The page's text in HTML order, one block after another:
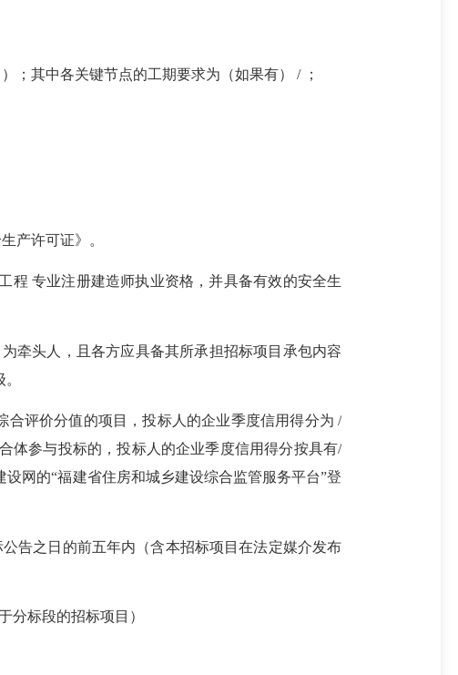
；其中各关键节点的工期要求为（如果有） / ；
产许可证》。
程 专业注册建造师执业资格，并具备有效的安全生
牵头人，且各方应具备其所承担招标项目承包内容
评价分值的项目，投标人的企业季度信用得分为 /
体参与投标的，投标人的企业季度信用得分按具有/
网的“福建省住房和城乡建设综合监管服务平台”登
告之日的前五年内（含本招标项目在法定媒介发布
标段的招标项目）